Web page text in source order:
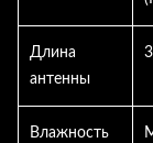
Длина
антенны
Влажность